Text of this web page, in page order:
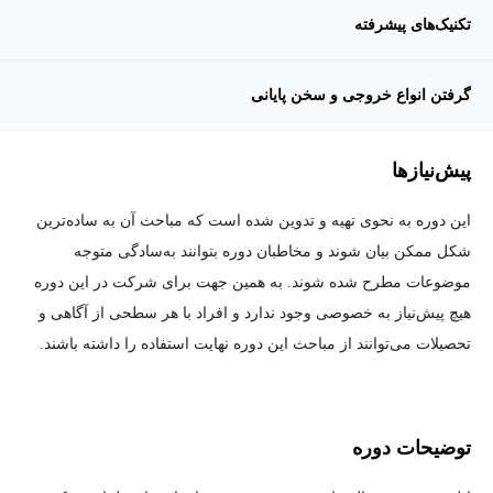
تکنیک‌های پیشرفته
گرفتن انواع خروجی و سخن پایانی
پیش‌نیاز‌ها
این دوره به نحوی تهیه و تدوین شده است که مباحث آن به ساده‌ترین
شکل ممکن بیان شوند و مخاطبان دوره بتوانند به‌سادگی متوجه
موضوعات مطرح شده شوند. به همین جهت برای شرکت در این دوره
هیچ پیش‌نیاز به خصوصی وجود ندارد و افراد با هر سطحی از آگاهی و
تحصیلات می‌توانند از مباحث این دوره نهایت استفاده را داشته باشند.
توضیحات دوره